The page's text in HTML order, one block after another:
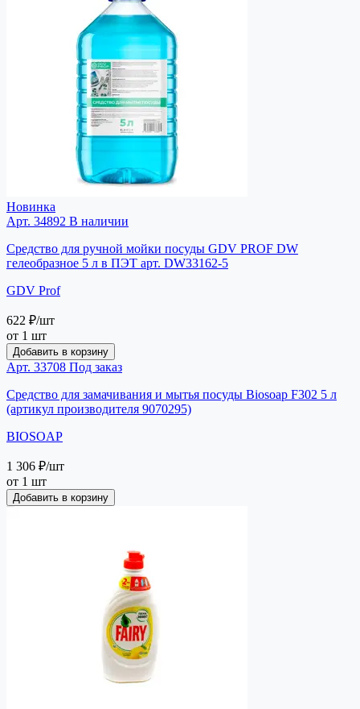
Новинка
Арт. 34892 В наличии
Средство для ручной мойки посуды GDV PROF DW
гелеобразное 5 л в ПЭТ арт. DW33162-5
GDV Prof
622 ₽/шт
от 1 шт
Добавить в корзину
Арт. 33708 Под заказ
Средство для замачивания и мытья посуды Biosoap F302 5 л
(артикул производителя 9070295)
BIOSOAP
1 306 ₽/шт
от 1 шт
Добавить в корзину